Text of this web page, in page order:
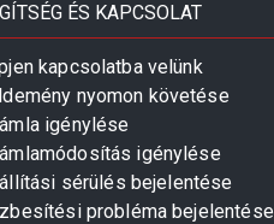
ÉS KAPCSOLAT
kapcsolatba velünk
nyomon követése
igénylése
igénylése
sérülés bejelentése
probléma bejelentése